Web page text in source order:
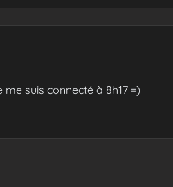
suis connecté à 8h17 =)